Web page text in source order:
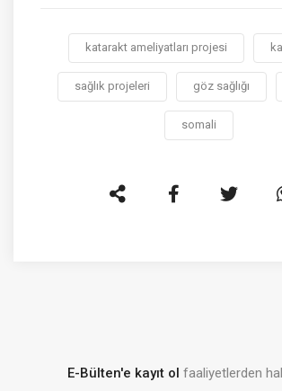
katarakt ameliyatları projesi
sağlık projeleri göz sağlığı
somali
E-Bülten'e kayıt ol faaliyetlerden